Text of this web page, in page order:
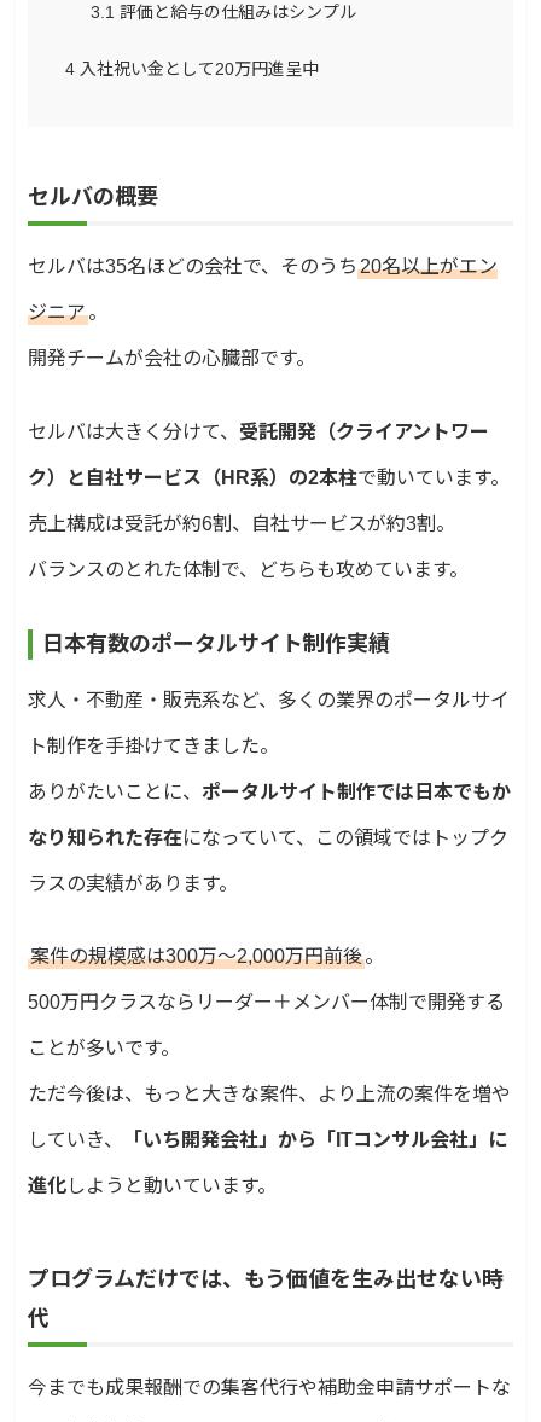
3.1 評価と給与の仕組みはシンプル
4入社祝い金として20万円進呈中
セルバの概要
セルバは35名ほどの会社で、そのうち20名以上がエン
ジニア。
開発チームが会社の心臓部です。
セルバは大きく分けて、 受託開発（クライアントワー
ク）と自社サービス（HR系）の2本柱で動いています。
売上構成は受託が約6割、自社サービスが約3割。
バランスのとれた体制で、どちらも攻めています。
日本有数のポータルサイト制作実績
求人・不動産・販売系など、多くの業界のポータルサイ
ト制作を手掛けてきました。
ありがたいことに、 ポータルサイト制作では日本でもか
なり知られた存在になっていて、この領域ではトップク
ラスの実績があります。
案件の規模感は300万〜2,000万円前後。
500万円クラスならリーダー＋メンバー体制で開発する
ことが多いです。
ただ今後は、もっと大きな案件、より上流の案件を増や
していき、 「いち開発会社」から「ITコンサル会社」に
進化しようと動いています。
プログラムだけでは、もう価値を生み出せない時
代
今までも成果報酬での集客代行や補助金申請サポートな